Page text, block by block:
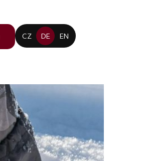
CZ DE EN